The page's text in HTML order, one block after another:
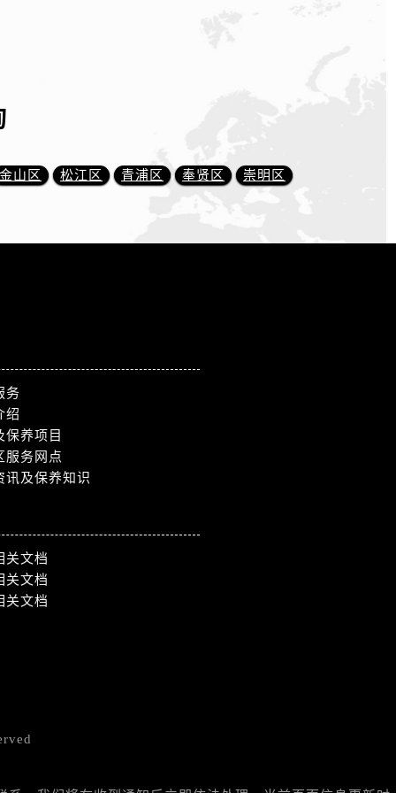
金山区 松江区 青浦区 奉贤区 崇明区
务
绍
保养项目
服务网点
讯及保养知识
关文档
关文档
关文档